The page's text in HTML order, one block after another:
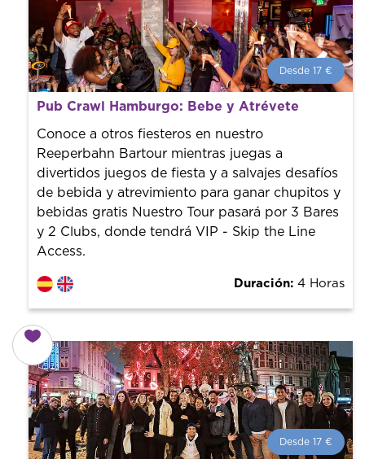
Desde 17 €
Desde 17 € por persona.
¡Reserva con nosotros! Colaboramos con los mejores
guías de la ciudad para tener el mejor precio y servicio.
Pub Crawl Hamburgo: Bebe y Atrévete
Conoce a otros fiesteros en nuestro
Reeperbahn Bartour mientras juegas a
divertidos juegos de fiesta y a salvajes desafíos
de bebida y atrevimiento para ganar chupitos y
bebidas gratis Nuestro Tour pasará por 3 Bares
y 2 Clubs, donde tendrá VIP - Skip the Line
Access.
Duración: 4 Horas
Desde 17 €